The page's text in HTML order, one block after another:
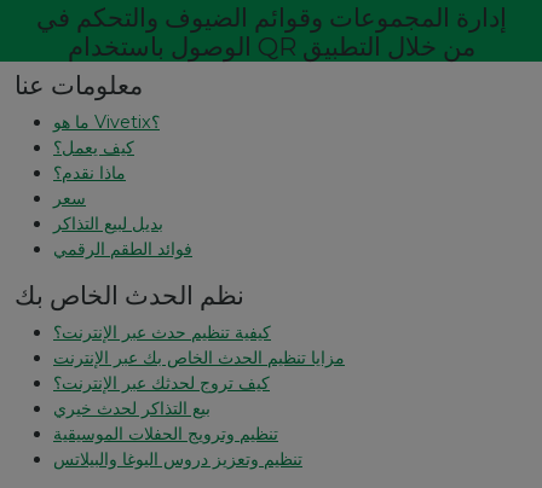
إدارة المجموعات وقوائم الضيوف والتحكم في
الوصول باستخدام QR من خلال التطبيق
معلومات عنا
ما هو Vivetix؟
كيف يعمل؟
ماذا نقدم؟
سعر
بديل لبيع التذاكر
فوائد الطقم الرقمي
نظم الحدث الخاص بك
كيفية تنظيم حدث عبر الإنترنت؟
مزايا تنظيم الحدث الخاص بك عبر الإنترنت
كيف تروج لحدثك عبر الإنترنت؟
بيع التذاكر لحدث خيري
تنظيم وترويج الحفلات الموسيقية
تنظيم وتعزيز دروس اليوغا والبيلاتس